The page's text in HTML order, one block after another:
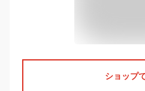
ショップ